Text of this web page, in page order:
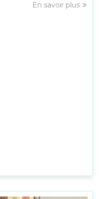
En savoir plus